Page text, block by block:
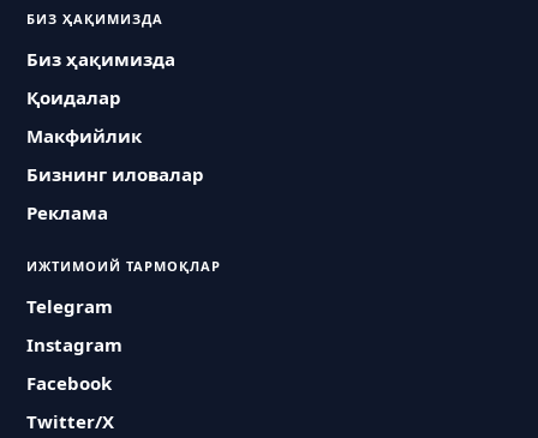
БИЗ ҲАҚИМИЗДА
Биз ҳақимизда
Қоидалар
Макфийлик
Бизнинг иловалар
Реклама
ИЖТИМОИЙ ТАРМОҚЛАР
Telegram
Instagram
Facebook
Twitter/X